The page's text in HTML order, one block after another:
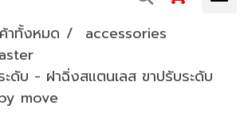
าทั้งหมด
accessories
ะดับ - ฝาฉิ่งสแตนเลส ขาปรับระดับ
move